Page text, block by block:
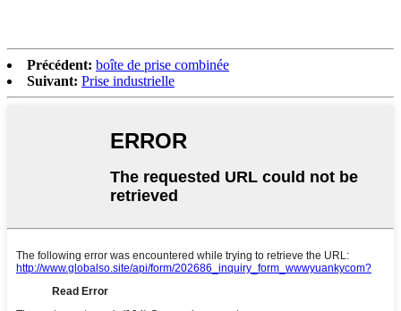
Précédent: boîte de prise combinée
Suivant: Prise industrielle